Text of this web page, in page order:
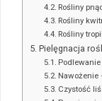
Rośliny
Rośliny
Rośliny
Pielęgnacja
Nawożenie
Czystość